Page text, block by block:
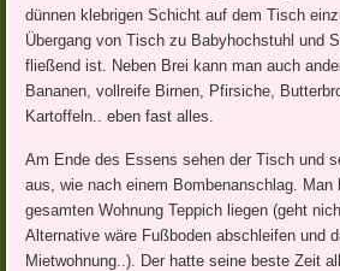
dünnen klebrigen Schicht auf dem Tisch
Übergang von Tisch zu Babyhochstuhl und
fließend ist. Neben Brei kann man auch
Bananen, vollreife Birnen, Pfirsiche,
Kartoffeln.. eben fast alles.
Am Ende des Essens sehen der Tisch und
aus, wie nach einem Bombenanschlag. Man
gesamten Wohnung Teppich liegen (geht
Alternative wäre Fußboden abschleifen und
Mietwohnung..). Der hatte seine beste Zeit